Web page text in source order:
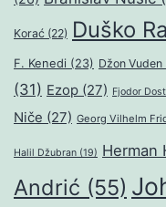
Korać (22) Duško
F. Kenedi (23) Džon Vuden
(31) Ezop (27) Fjodor
Niče (27) Georg Vilhelm
Halil Džubran (19) Herman
Andrić (55)